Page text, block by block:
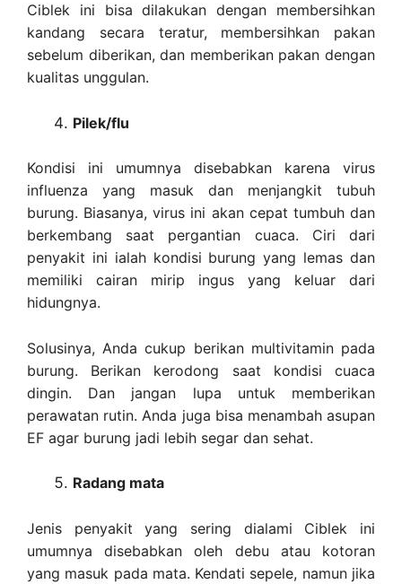
Ciblek ini bisa dilakukan dengan membersihkan
kandang secara teratur, membersihkan pakan
sebelum diberikan, dan memberikan pakan dengan
kualitas unggulan.
Pilek/flu
Kondisi ini umumnya disebabkan karena virus
influenza yang masuk dan menjangkit tubuh
burung. Biasanya, virus ini akan cepat tumbuh dan
berkembang saat pergantian cuaca. Ciri dari
penyakit ini ialah kondisi burung yang lemas dan
memiliki cairan mirip ingus yang keluar dari
hidungnya.
Solusinya, Anda cukup berikan multivitamin pada
burung. Berikan kerodong saat kondisi cuaca
dingin. Dan jangan lupa untuk memberikan
perawatan rutin. Anda juga bisa menambah asupan
EF agar burung jadi lebih segar dan sehat.
Radang mata
Jenis penyakit yang sering dialami Ciblek ini
umumnya disebabkan oleh debu atau kotoran
yang masuk pada mata. Kendati sepele, namun jika